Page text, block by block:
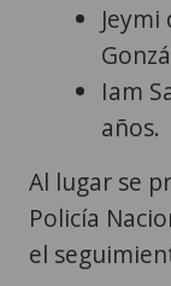
Iam
años.
Al lugar se
Policía
el